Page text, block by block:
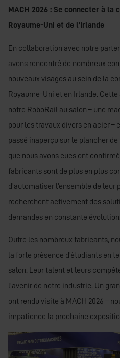
MACH 2026 : Se connecter à
Royaume-Uni et de l’Irlande
En collaboration avec notre
avons rencontré de nombreux
nouveaux visages au sein de la
Royaume-Uni et en Irlande.
notre RoboRail au salon – une
pour les travaux divers en acier –
passé inaperçu sur le plancher
que nous avons eues ont
fabricants sont de plus en plus
d’automatiser l’ensemble de
recherchent activement des
demandes en constante évolution.
Outre les nombreux fabricants,
la forte présence d’étudiants en
salon. Leur talent et leurs
l’avenir de notre industrie. Un
ont rendu visite à MACH 2026 –
impatience la prochaine